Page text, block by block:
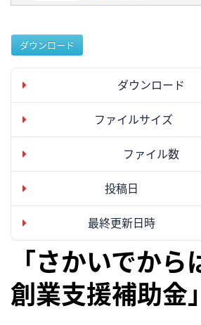
ダウンロード
ダウンロード
ファイルサイズ
ファイル数
投稿日
最終更新日時
「さかいでから
創業支援補助金